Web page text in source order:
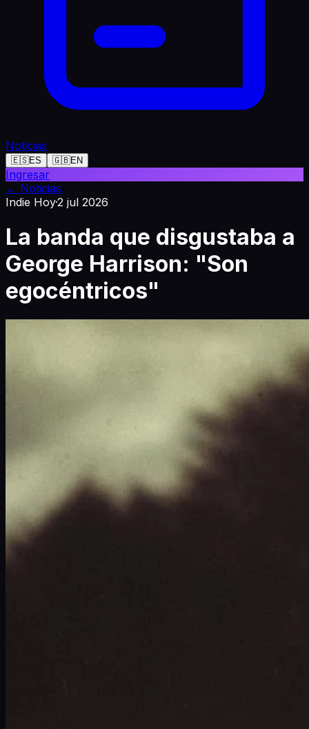
Noticias
🇪🇸ES 🇬🇧EN
Ingresar
← Noticias
Indie Hoy·2 jul 2026
La banda que disgustaba a
George Harrison: "Son
egocéntricos"